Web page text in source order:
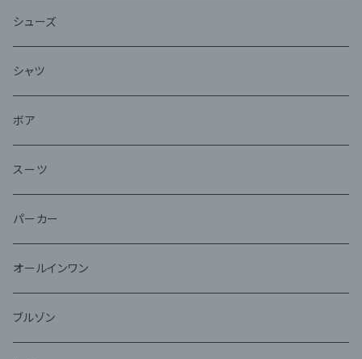
シューズ
シャツ
ボア
スーツ
パーカー
オールインワン
ブルゾン